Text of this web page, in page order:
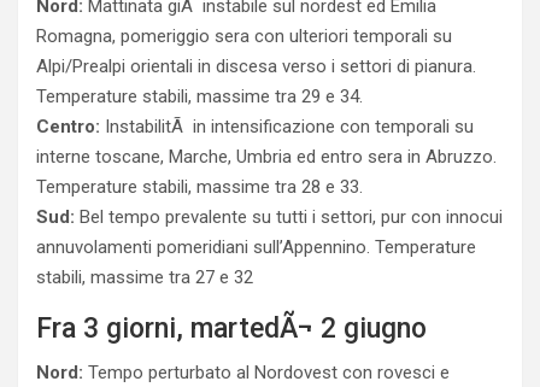
Nord: Mattinata giÃ instabile sul nordest ed Emilia
Romagna, pomeriggio sera con ulteriori temporali su
Alpi/Prealpi orientali in discesa verso i settori di pianura.
Temperature stabili, massime tra 29 e 34.
Centro: InstabilitÃ in intensificazione con temporali su
interne toscane, Marche, Umbria ed entro sera in Abruzzo.
Temperature stabili, massime tra 28 e 33.
Sud: Bel tempo prevalente su tutti i settori, pur con innocui
annuvolamenti pomeridiani sull’Appennino. Temperature
stabili, massime tra 27 e 32
Fra 3 giorni, martedÃ¬ 2 giugno
Nord: Tempo perturbato al Nordovest con rovesci e